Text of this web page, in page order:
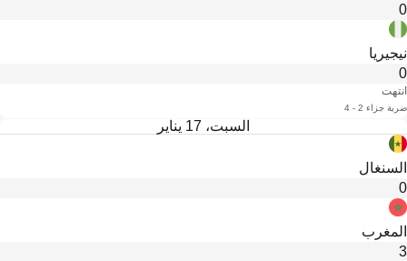
0
نيجيريا
0
انتهت
ضربة جزاء 2 - 4
السبت، 17 يناير
السنغال
0
المغرب
3